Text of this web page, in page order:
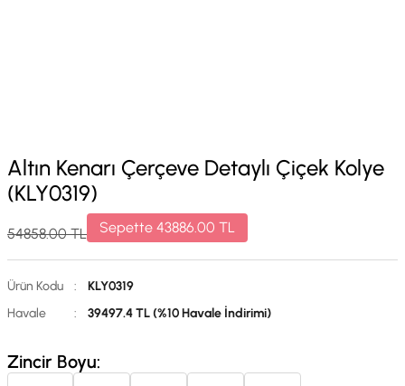
Altın Kenarı Çerçeve Detaylı Çiçek Kolye
(KLY0319)
54858.00TL Sepette 43886.00 TL
Ürün Kodu :
KLY0319
Havale
: 39497.4 TL (%10 Havale İndirimi)
Zincir Boyu: